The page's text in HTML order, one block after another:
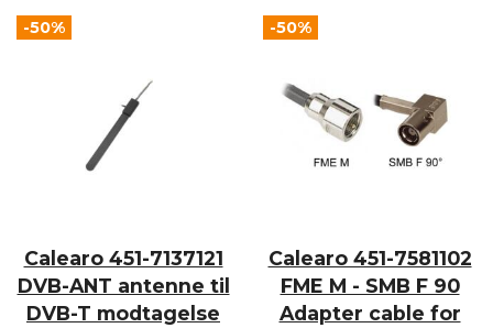
-50%
Calearo 451-7137121
DVB-ANT antenne til
DVB-T modtagelse
-50%
Calearo 451-7581102
FME M - SMB F 90
Adapter cable for